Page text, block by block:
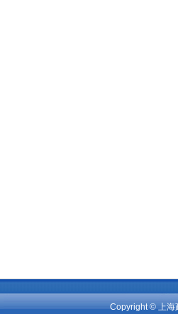
Copyright©上海